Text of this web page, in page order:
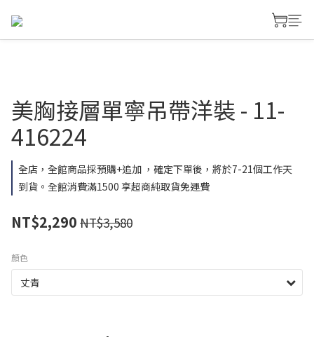
美胸接層單寧吊帶洋裝 - 11-
416224
全店，全館商品採預購+追加 ，確定下單後，將於7-21個工作天
到貨。全館消費滿1500 享超商純取貨免運費
NT$2,290 NT$3,580
顏色